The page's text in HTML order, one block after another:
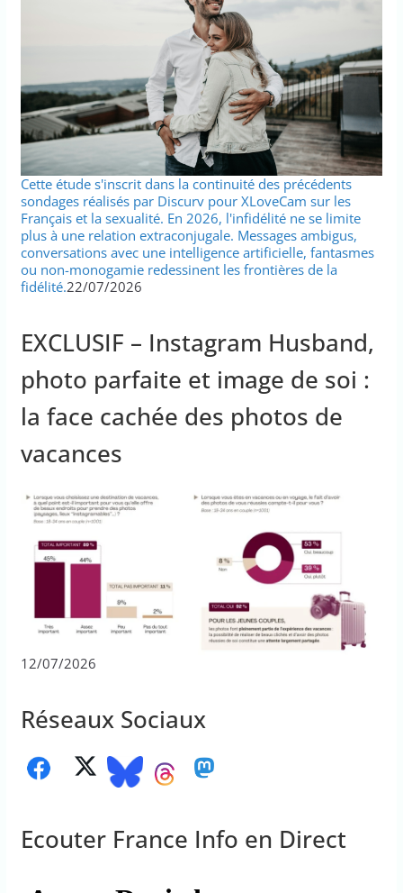
Cette étude s'inscrit dans la continuité des précédents
sondages réalisés par Discurv pour XLoveCam sur les
Français et la sexualité. En 2026, l'infidélité ne se limite
plus à une relation extraconjugale. Messages ambigus,
conversations avec une intelligence artificielle, fantasmes
ou non-monogamie redessinent les frontières de la
fidélité.22/07/2026
EXCLUSIF – Instagram Husband,
photo parfaite et image de soi :
la face cachée des photos de
vacances
12/07/2026
Réseaux Sociaux
Ecouter France Info en Direct